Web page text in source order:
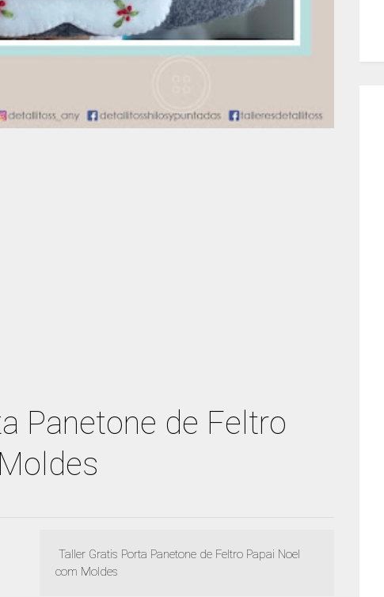
Panetone de Feltro
Taller Gratis Porta Panetone de Feltro Papai Noel
com Moldes